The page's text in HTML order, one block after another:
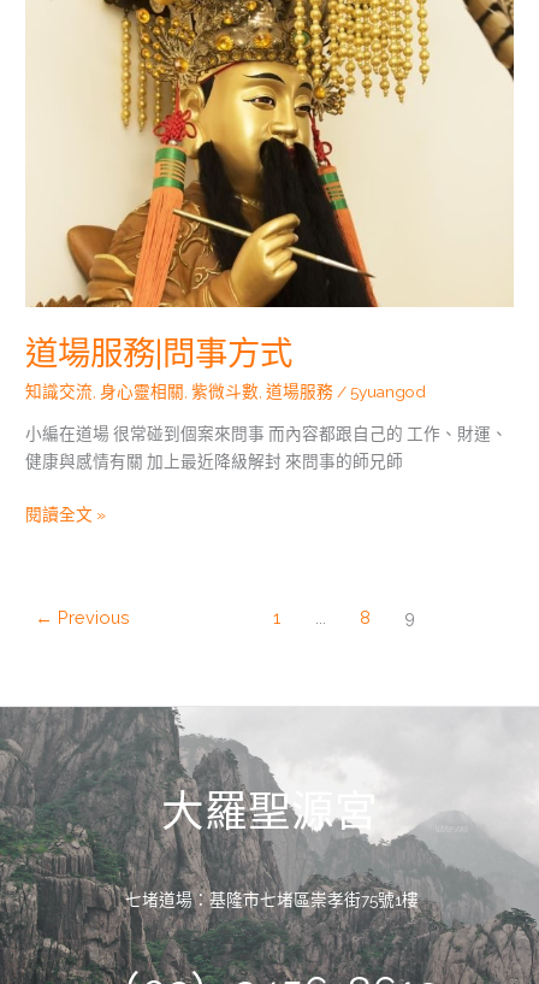
道場服務|問事方式
知識交流,身心靈相關,紫微斗數,道場服務 /5yuangod
小編在道場 很常碰到個案來問事 而內容都跟自己的 工作、財運、
健康與感情有關 加上最近降級解封 來問事的師兄師
閱讀全文 »
← Previous 1 8 9
大羅聖源宮
七堵道場：基隆市七堵區崇孝街75號1樓